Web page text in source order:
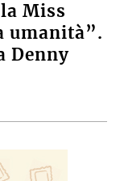
Miss
umanità”.
Denny